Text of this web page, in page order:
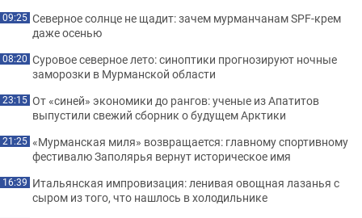
09:25 Северное солнце не щадит: зачем мурманчанам SPF-крем
даже осенью
08:20 Суровое северное лето: синоптики прогнозируют ночные
заморозки в Мурманской области
23:15 От «синей» экономики до рангов: ученые из Апатитов
выпустили свежий сборник о будущем Арктики
21:25 «Мурманская миля» возвращается: главному спортивному
фестивалю Заполярья вернут историческое имя
16:39 Итальянская импровизация: ленивая овощная лазанья с
сыром из того, что нашлось в холодильнике